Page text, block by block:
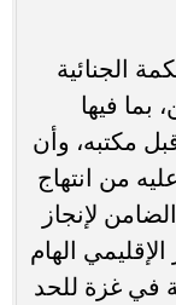
الجنائية
بما فيها
مكتبه، وأن
من انتهاج
لإنجاز
الهام
في غزة للحد